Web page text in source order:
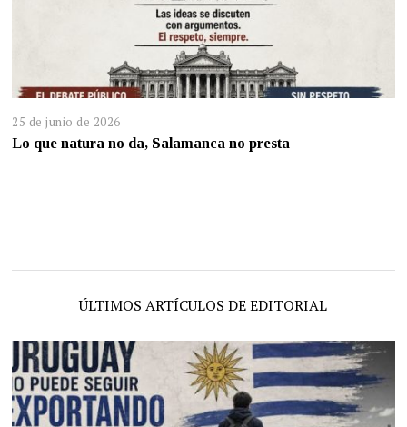
25 de junio de 2026
Lo que natura no da, Salamanca no presta
ÚLTIMOS ARTÍCULOS DE EDITORIAL